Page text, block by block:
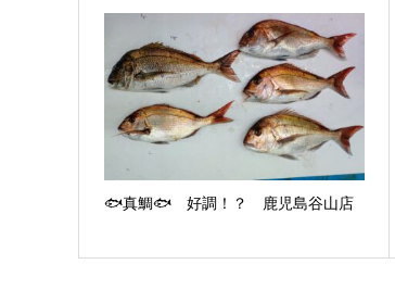
🐟真鯛🐟 好調！？ 鹿児島谷山店